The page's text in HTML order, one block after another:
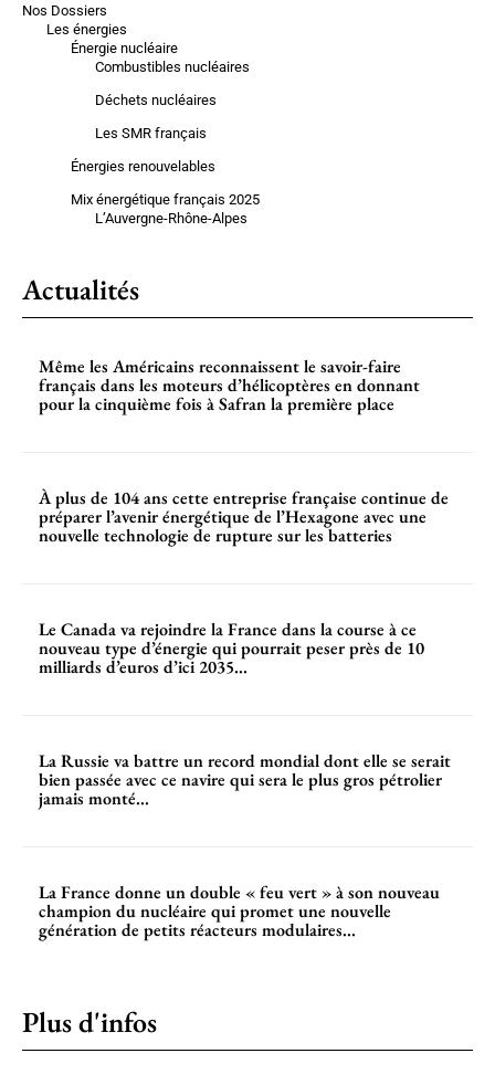
Nos Dossiers
Les énergies
Énergie nucléaire
Combustibles nucléaires
Déchets nucléaires
Les SMR français
Énergies renouvelables
Mix énergétique français 2025
L’Auvergne-Rhône-Alpes
Actualités
Même les Américains reconnaissent le savoir-faire
français dans les moteurs d’hélicoptères en donnant
pour la cinquième fois à Safran la première place
À plus de 104 ans cette entreprise française continue de
préparer l’avenir énergétique de l’Hexagone avec une
nouvelle technologie de rupture sur les batteries
Le Canada va rejoindre la France dans la course à ce
nouveau type d’énergie qui pourrait peser près de 10
milliards d’euros d’ici 2035...
La Russie va battre un record mondial dont elle se serait
bien passée avec ce navire qui sera le plus gros pétrolier
jamais monté...
La France donne un double « feu vert » à son nouveau
champion du nucléaire qui promet une nouvelle
génération de petits réacteurs modulaires...
Plus d'infos